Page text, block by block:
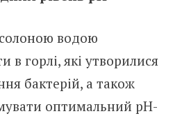
водою
в горлі, які утворилися
бактерій, а також
оптимальний рН-